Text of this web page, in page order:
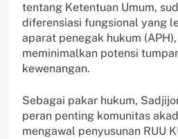
tentang Ketentuan Umum,
diferensiasi fungsional yang
aparat penegak hukum
meminimalkan potensi
kewenangan.
Sebagai pakar hukum,
peran penting komunitas
mengawal penyusunan RUU